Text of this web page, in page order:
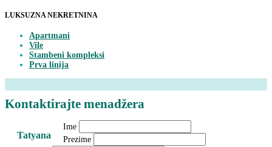
LUKSUZNA NEKRETNINA
Apartmani
Vile
Stambeni kompleksi
Prva linija
Kontaktirajte menadžera
Tatyana
Ime
Prezime